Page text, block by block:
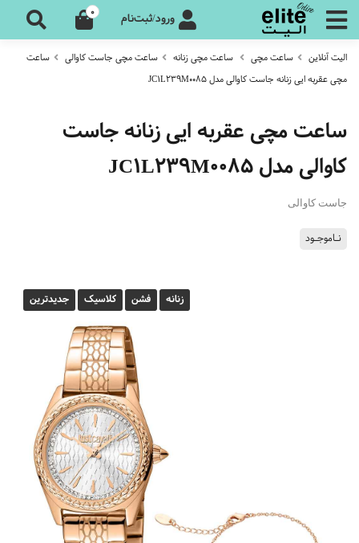
ورود/ثبت‌نام 0
الیت آنلاین ساعت مچی ساعت مچی زنانه ساعت مچی جاست کاوالی
ساعت
مچی عقربه ایی زنانه جاست کاوالی مدل JC1L239M0085
ساعت مچی عقربه ایی زنانه جاست
کاوالی مدل JC1L239M0085
جاست کاوالی
نـاموجـود
زنانه فشن کلاسیک جدیدترین